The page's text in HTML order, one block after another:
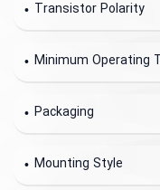
Transistor Polarity
Minimum Operating
Packaging
Mounting Style